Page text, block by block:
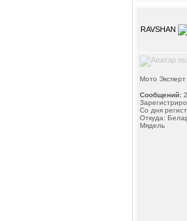
RAVSHAN
Мото Эксперт
Сообщений:
Со дня
Откуда:
Мядель